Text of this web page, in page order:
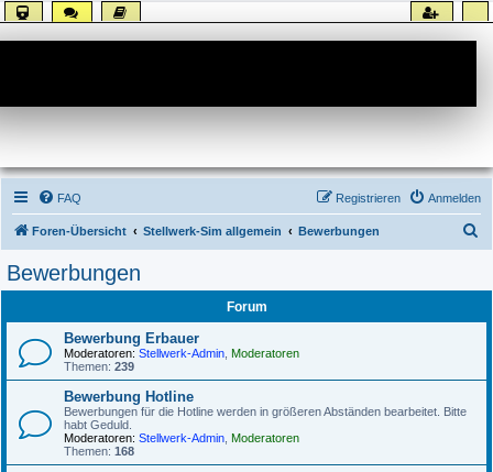
FAQ Anmelden
Registrieren
Foren-Übersicht Stellwerk-Sim allgemein Bewerbungen
Bewerbungen
Forum
Bewerbung Erbauer
Moderatoren: Stellwerk-Admin Moderatoren
Themen: 239
Bewerbung Hotline
Bewerbungen für die Hotline werden in größeren Abständen bearbeitet. Bitte
habt Geduld.
Moderatoren: Stellwerk-Admin Moderatoren
Themen: 168